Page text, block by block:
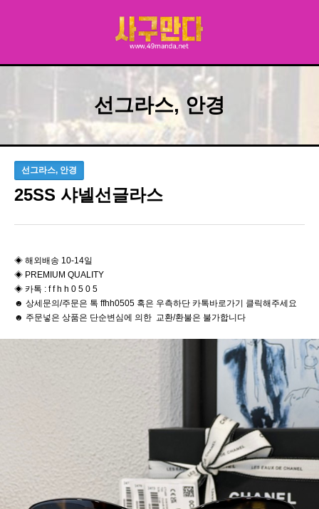
선그라스, 안경
선그라스, 안경
25SS 샤넬선글라스
◈ 해외배송 10-14일
◈ PREMIUM QUALITY
◈ 카톡 : f f h h 0 5 0 5
☻ 상세문의/주문은 톡 ffhh0505 혹은 우측하단 카톡바로가기 클릭해주세요
☻ 주문넣은 상품은 단순변심에 의한 교환/환불은 불가합니다